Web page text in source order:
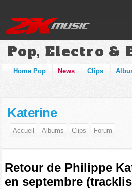
Pop, Electro &
Home Pop News Clips
Katerine
Accueil Albums Clips Forum
Retour de Philippe
en septembre